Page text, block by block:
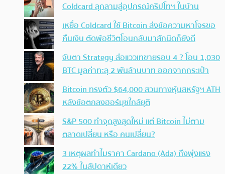
Coldcard ลุกลามสู่อุปกรณ์คริปโทฯ ในบ้าน
เหยื่อ Coldcard ใช้ Bitcoin ส่งข้อความหาโจรขอ
คืนเงิน ตัดพ้อชีวิตโอนกลับมาสักนิดก็ยังดี
จับตา Strategy ส่อแววเทขายรอบ 4 ? โอน 1,030
BTC มูลค่าทะลุ 2 พันล้านบาท ออกจากกระเป๋า
Bitcoin ทรงตัว $64,000 สวนทางหุ้นสหรัฐฯ ATH
หลังข้อตกลงฮอร์มุซใกล้ยุติ
S&P 500 ทำจุดสูงสุดใหม่ แต่ Bitcoin ไม่ตาม
ตลาดเปลี่ยน หรือ คนเปลี่ยน?
3 เหตุผลทำไมราคา Cardano (Ada) ถึงพุ่งแรง
22% ในสัปดาห์เดียว